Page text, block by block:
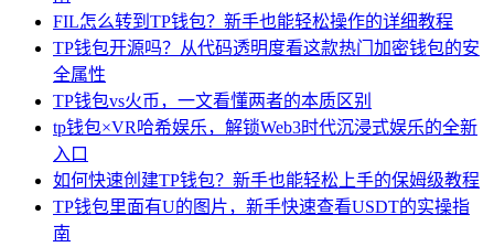
FIL怎么转到TP钱包？新手也能轻松操作的详细教程
TP钱包开源吗？从代码透明度看这款热门加密钱包的安
全属性
TP钱包vs火币，一文看懂两者的本质区别
tp钱包×VR哈希娱乐，解锁Web3时代沉浸式娱乐的全新
入口
如何快速创建TP钱包？新手也能轻松上手的保姆级教程
TP钱包里面有U的图片，新手快速查看USDT的实操指
南